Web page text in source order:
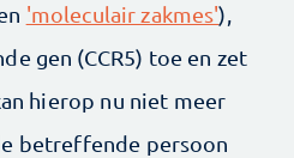
'moleculair zakmes'),
gen (CCR5) toe en zet
hierop nu niet meer
betreffende persoon